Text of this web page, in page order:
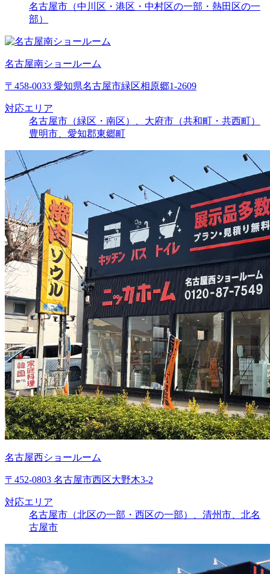
名古屋市（中川区・港区・中村区の一部・熱田区の一
部）
名古屋南ショールーム
〒458-0033 愛知県名古屋市緑区相原郷1-2609
対応エリア
名古屋市（緑区・南区）、大府市（共和町・共西町）
豊明市、愛知郡東郷町
名古屋西ショールーム
〒452-0803 名古屋市西区大野木3-2
対応エリア
名古屋市（北区の一部・西区の一部）、清州市、北名
古屋市